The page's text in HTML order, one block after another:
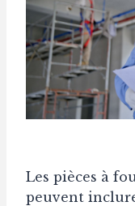
Les pièces à
peuvent